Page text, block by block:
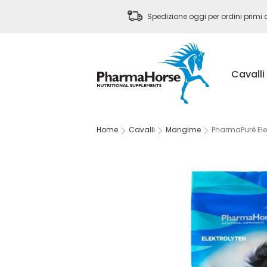
Spedizione oggi per ordini primi
Cavalli
Home Cavalli Mangime PharmaPurè